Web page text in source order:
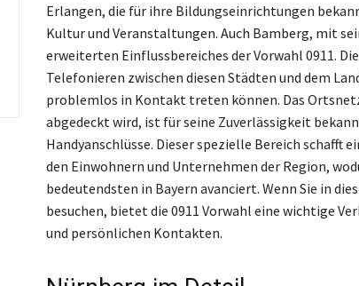
Erlangen, die für ihre Bildungseinrichtungen
Kultur und Veranstaltungen. Auch Bamberg, mit
erweiterten Einflussbereiches der Vorwahl 0911.
Telefonieren zwischen diesen Städten und dem
problemlos in Kontakt treten können. Das
abgedeckt wird, ist für seine Zuverlässigkeit
Handyanschlüsse. Dieser spezielle Bereich schafft
den Einwohnern und Unternehmen der Region,
bedeutendsten in Bayern avanciert. Wenn Sie in
besuchen, bietet die 0911 Vorwahl eine wichtige
und persönlichen Kontakten.